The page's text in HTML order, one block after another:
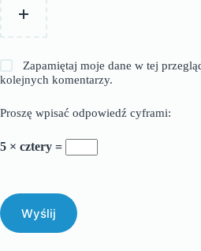
Zapamiętaj moje dane w tej
kolejnych komentarzy.
Proszę wpisać odpowiedź cyframi:
5 × cztery =
Wyślij